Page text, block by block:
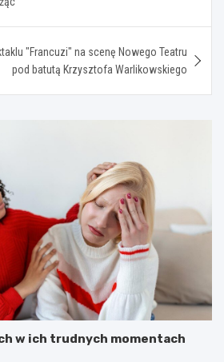
"Francuzi" na scenę Nowego Teatru
pod batutą Krzysztofa Warlikowskiego
w ich trudnych momentach